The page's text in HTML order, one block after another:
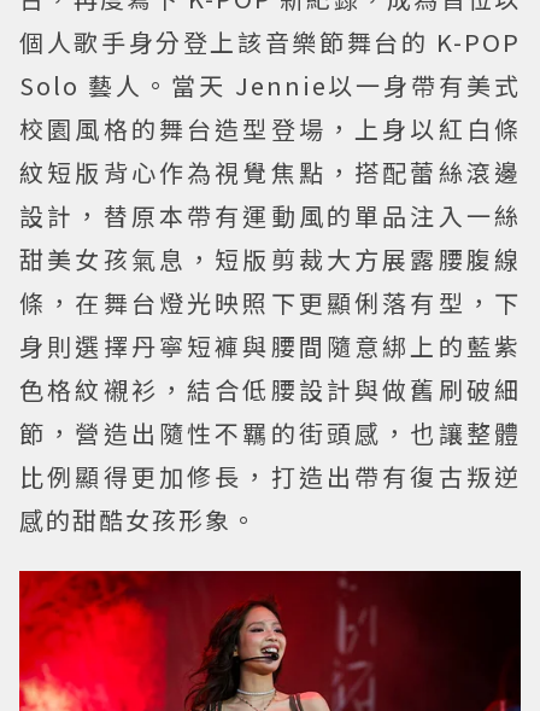
個人歌手身分登上該音樂節舞台的 K-POP
Solo 藝人。當天 Jennie以一身帶有美式
校園風格的舞台造型登場，上身以紅白條
紋短版背心作為視覺焦點，搭配蕾絲滾邊
設計，替原本帶有運動風的單品注入一絲
甜美女孩氣息，短版剪裁大方展露腰腹線
條，在舞台燈光映照下更顯俐落有型，下
身則選擇丹寧短褲與腰間隨意綁上的藍紫
色格紋襯衫，結合低腰設計與做舊刷破細
節，營造出隨性不羈的街頭感，也讓整體
比例顯得更加修長，打造出帶有復古叛逆
感的甜酷女孩形象。